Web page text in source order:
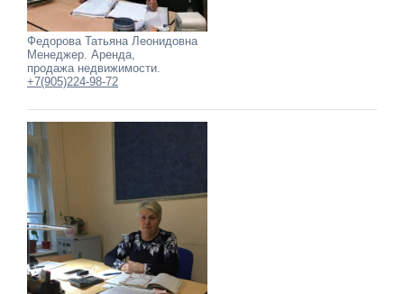
Федорова Татьяна Леонидовна
Менеджер. Аренда,
продажа недвижимости.
+7(905)224-98-72